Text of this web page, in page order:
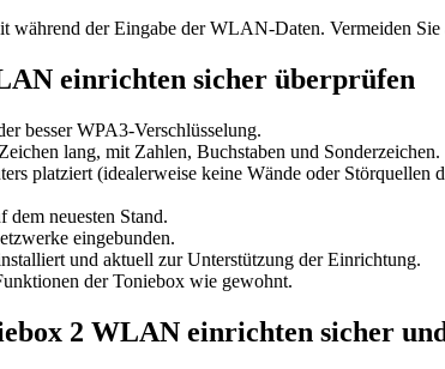
der Eingabe der WLAN-Daten. Vermeiden
einrichten sicher überprüfen
besser WPA3-Verschlüsselung.
lang, mit Zahlen, Buchstaben und Sonderzeichen.
platziert (idealerweise keine Wände oder Störquellen
neuesten Stand.
eingebunden.
und aktuell zur Unterstützung der Einrichtung.
der Toniebox wie gewohnt.
2 WLAN einrichten sicher